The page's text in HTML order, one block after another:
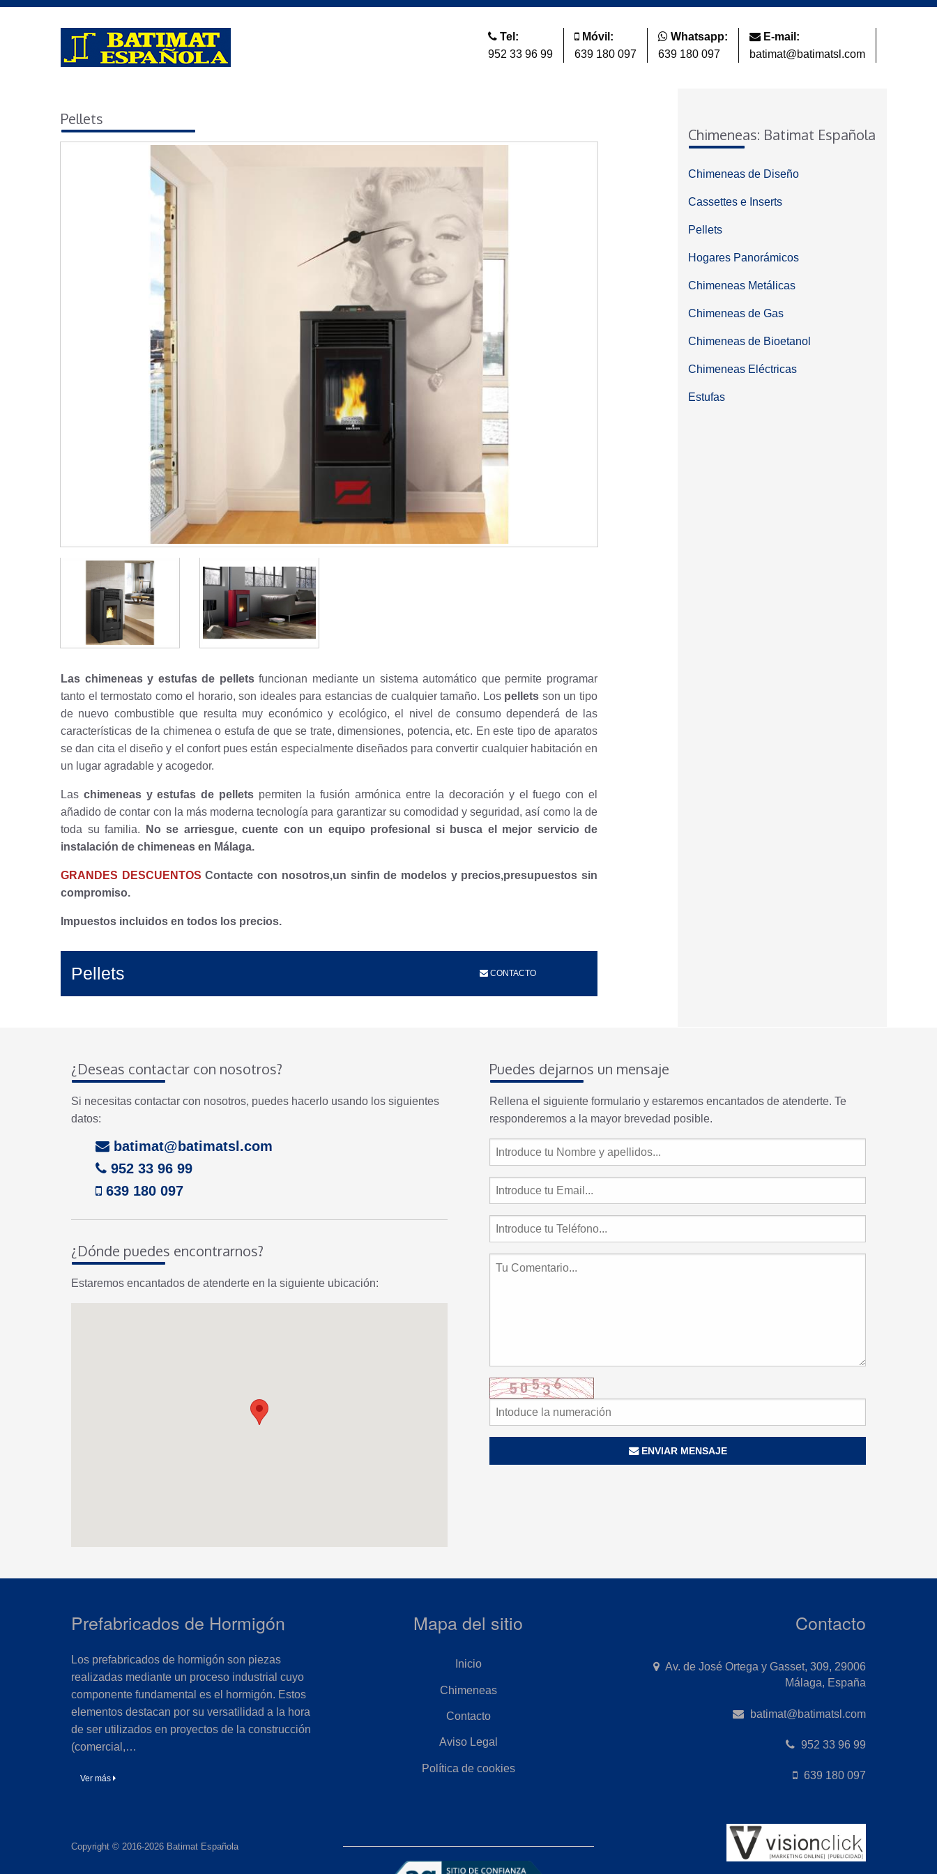
Tel:
952 33 96 99
Móvil:
639 180 097
Whatsapp:
639 180 097
E-mail:
batimat@batimatsl.com
Pellets
Las chimeneas y estufas de pelletsfuncionan mediante un sistema automático que permite programar
tanto el termostato como el horario, son ideales para estancias de cualquier tamaño. Los pellets son un tipo
de nuevo combustible que resulta muy económico y ecológico, el nivel de consumo dependerá de las
características de la chimenea o estufa de que se trate, dimensiones, potencia, etc. En este tipo de aparatos
se dan cita el diseño y el confort pues están especialmente diseñados para convertir cualquier habitación en
un lugar agradable y acogedor.
Las chimeneas y estufas de pelletspermiten la fusión armónica entre la decoración y el fuego con el
añadido de contar con la más moderna tecnología para garantizar su comodidad y seguridad, así como la de
toda su familia. No se arriesgue, cuente con un equipo profesional si busca el mejor servicio de
instalación de chimeneas en Málaga.
GRANDES DESCUENTOSContacte con nosotros,un sinfin de modelos y precios,presupuestos sin
compromiso.
Impuestos incluidos en todos los precios.
Pellets CONTACTO
Chimeneas: Batimat Española
Chimeneas de Diseño
Cassettes e Inserts
Pellets
Hogares Panorámicos
Chimeneas Metálicas
Chimeneas de Gas
Chimeneas de Bioetanol
Chimeneas Eléctricas
Estufas
¿Deseas contactar con nosotros?
Si necesitas contactar con nosotros, puedes hacerlo usando los siguientes
datos:
batimat@batimatsl.com
952 33 96 99
639 180 097
¿Dónde puedes encontrarnos?
Estaremos encantados de atenderte en la siguiente ubicación:
Puedes dejarnos un mensaje
Rellena el siguiente formulario y estaremos encantados de atenderte. Te
responderemos a la mayor brevedad posible.
ENVIAR MENSAJE
Prefabricados de Hormigón
Los prefabricados de hormigón son piezas
realizadas mediante un proceso industrial cuyo
componente fundamental es el hormigón. Estos
elementos destacan por su versatilidad a la hora
de ser utilizados en proyectos de la construcción
(comercial,…
Ver más
Mapa del sitio
Inicio
Chimeneas
Contacto
Aviso Legal
Política de cookies
Contacto
Av. de José Ortega y Gasset, 309, 29006
Málaga, España
batimat@batimatsl.com
952 33 96 99
639 180 097
Copyright © 2016-2026 Batimat Española